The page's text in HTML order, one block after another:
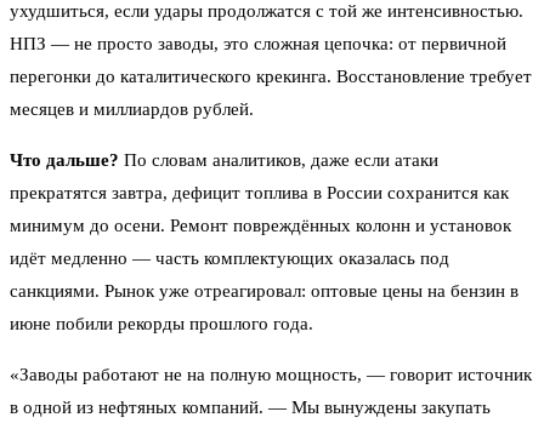
ухудшиться, если удары продолжатся с той же интенсивностью.
НПЗ — не просто заводы, это сложная цепочка: от первичной
перегонки до каталитического крекинга. Восстановление требует
месяцев и миллиардов рублей.
Что дальше? По словам аналитиков, даже если атаки
прекратятся завтра, дефицит топлива в России сохранится как
минимум до осени. Ремонт повреждённых колонн и установок
идёт медленно — часть комплектующих оказалась под
санкциями. Рынок уже отреагировал: оптовые цены на бензин в
июне побили рекорды прошлого года.
«Заводы работают не на полную мощность, — говорит источник
в одной из нефтяных компаний. — Мы вынуждены закупать